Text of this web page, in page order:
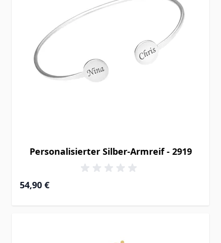
Personalisierter Silber-Armreif - 2919
54,90 €